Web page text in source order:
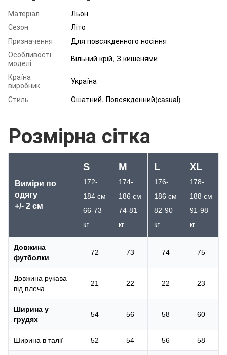
Матеріал
Льон
Сезон
Літо
Призначення
Для повсякденного носіння
Особливості
моделі
Вільний крій, З кишенями
Країна-
виробник
Україна
Стиль
Ошатний, Повсякденний(casual)
Розмірна сітка
Виміри по
одягу
+/- 2 см
S
172-
184 см
66-73
кг
M
174-
186 см
74-81
кг
L
176-
186 см
82-90
кг
XL
178-
188 см
91-98
кг
Довжина
футболки
72 73 74 75
Довжина рукава
від плеча
21 22 22 23
Ширина у
грудях
54 56 58 60
Ширина в талії 52 54 56 58